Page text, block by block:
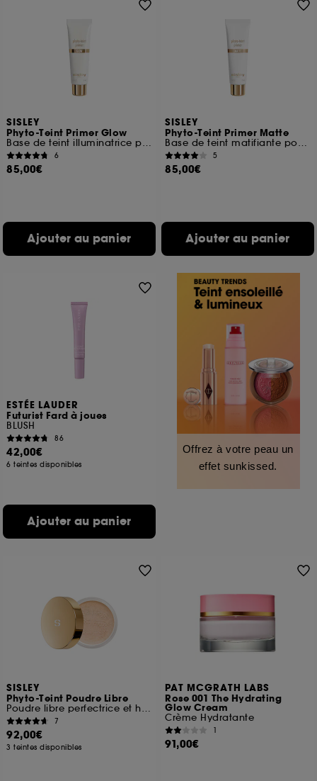
SISLEY
Phyto-Teint Primer Glow
Base de teint illuminatrice pour le visage
6
85,00€
Ajouter au panier
SISLEY
Phyto-Teint Primer Matte
Base de teint matifiante pour le visage
5
85,00€
Ajouter au panier
ESTÉE LAUDER
Futurist Fard à joues
BLUSH
86
42,00€
6 teintes disponibles
Ajouter au panier
Offrez à votre peau un
effet sunkissed.
SISLEY
Phyto-Teint Poudre Libre
Poudre libre perfectrice et hydratante
7
92,00€
3 teintes disponibles
PAT MCGRATH LABS
Rose 001 The Hydrating
Glow Cream
Crème Hydratante
1
91,00€